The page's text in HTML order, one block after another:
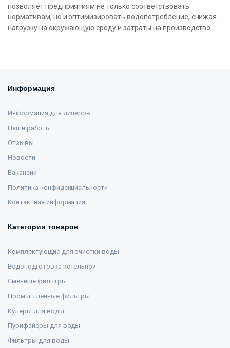
позволяет предприятиям не только соответствовать
нормативам, но и оптимизировать водопотребление, снижая
нагрузку на окружающую среду и затраты на производство.
Информация
Информация для дилеров
Наши работы
Отзывы
Новости
Вакансии
Политика конфиденциальности
Контактная информация
Категории товаров
Комплектующие для очистки воды
Водоподготовка котельной
Сменные фильтры
Промышленные фильтры
Кулеры для воды
Пурифайеры для воды
Фильтры для воды